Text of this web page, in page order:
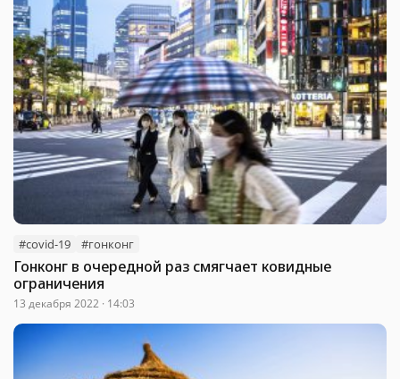
#covid-19 #гонконг
Гонконг в очередной раз смягчает ковидные
ограничения
13 декабря 2022 · 14:03